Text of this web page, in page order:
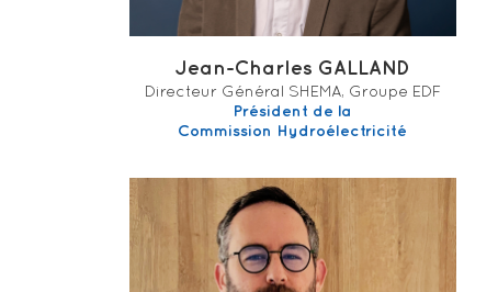
Jean-Charles GALLAND
Directeur Général SHEMA, Groupe EDF
Président de la
Commission Hydroélectricité